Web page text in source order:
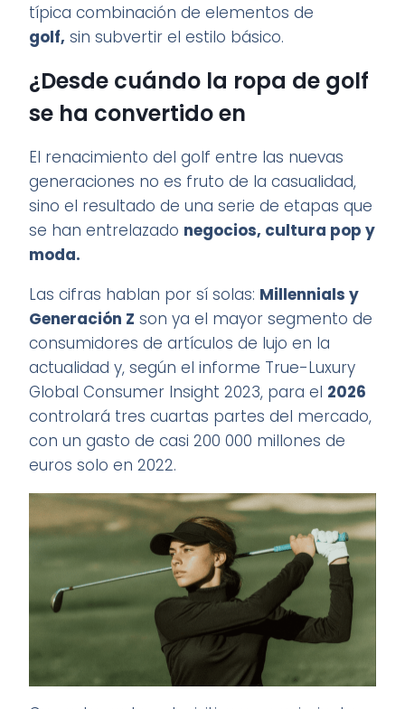
típica combinación de elementos de
golf, sin subvertir el estilo básico.
¿Desde cuándo la ropa de golf
se ha convertido en
El renacimiento del golf entre las nuevas
generaciones no es fruto de la casualidad,
sino el resultado de una serie de etapas que
se han entrelazado negocios, cultura pop y
moda.
Las cifras hablan por sí solas: Millennials y
Generación Z son ya el mayor segmento de
consumidores de artículos de lujo en la
actualidad y, según el informe True-Luxury
Global Consumer Insight 2023, para el 2026
controlará tres cuartas partes del mercado,
con un gasto de casi 200 000 millones de
euros solo en 2022.